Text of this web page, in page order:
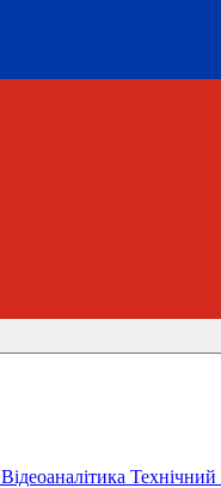
Відеоаналітика Технічний